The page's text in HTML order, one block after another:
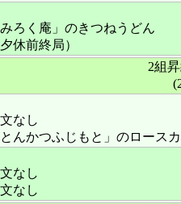
ろく庵」のきつねうどん
休前終局）
2組
なし
んかつふじもと」のロース
なし
なし